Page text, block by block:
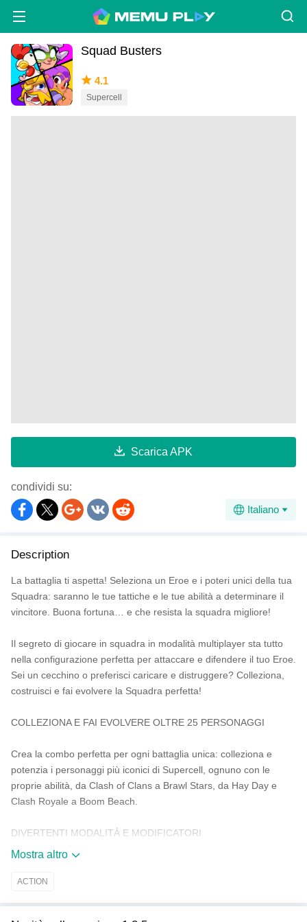
Squad Busters
4.1
Supercell
Scarica APK
condividi su:
Italiano
Description
La battaglia ti aspetta! Seleziona un Eroe e i poteri unici della tua
Squadra: saranno le tue tattiche e le tue abilità a determinare il
vincitore. Buona fortuna… e che resista la squadra migliore!
Il segreto di giocare in squadra in modalità multiplayer sta tutto
nella configurazione perfetta per attaccare e difendere il tuo Eroe.
Sei un cecchino o preferisci caricare e distruggere? Colleziona,
costruisci e fai evolvere la Squadra perfetta!
COLLEZIONA E FAI EVOLVERE OLTRE 25 PERSONAGGI
Crea la combo perfetta per ogni battaglia unica: colleziona e
potenzia i personaggi più iconici di Supercell, ognuno con le
proprie abilità, da Clash of Clans a Brawl Stars, da Hay Day e
Clash Royale a Boom Beach.
DIVERTENTI MODALITÀ E MODIFICATORI
dalla Caccia alle Gemme alla modalità a due giocatori, scoprirai
Mostra altro
ACTION